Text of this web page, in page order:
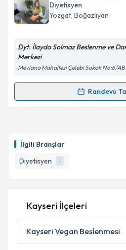
İlgili Branşlar
Diyetisyen
1
kapsamda işlenmesini
Diyetisyen
Yozgat, Boğazlıyan
Dyt. İlayda Solmaz Beslenme ve
Merkezi
Mevlana Mahallesi Çelebi Sokak No:6/AB
Randevu
Randevu Takvimi Talebi
takvim hazırlandığında e-
E-posta Adresiniz
Kişisel verilerimin
Metni
'ni okudum ve
kapsamda işlenmesini
Kayseri İlçeleri
Kayseri Vegan Beslenmesi